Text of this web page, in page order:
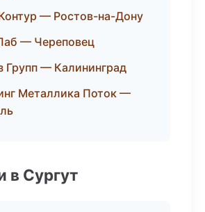
— Ростов-на-Дону
— Череповец
— Калининград
Металлика Поток —
в Сургут